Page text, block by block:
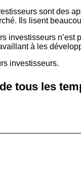
sont des
Ils lisent
investisseurs
à les
investisseurs.
tous les